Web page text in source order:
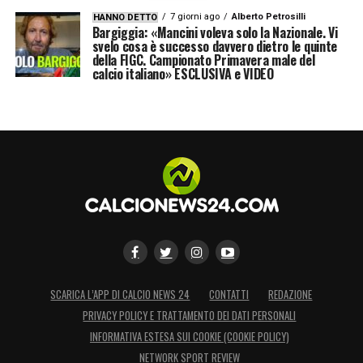
calcio del futuro. Mondiale 2026 e oltre
potrebbero mostrare finalmente il volto di un
gioco più giusto e controllato.
HANNO DETTO 7 giorni ago Alberto Petrosilli
Bargiggia: «Mancini voleva solo la Nazionale. Vi
svelo cosa è successo davvero dietro le quinte
della FIGC. Campionato Primavera male del
calcio italiano» ESCLUSIVA e VIDEO
SCARICA L’APP DI CALCIO NEWS 24 CONTATTI
REDAZIONE
PRIVACY POLICY E TRATTAMENTO DEI DATI PERSONALI
INFORMATIVA ESTESA SUI COOKIE (COOKIE POLICY)
NETWORK SPORT REVIEW